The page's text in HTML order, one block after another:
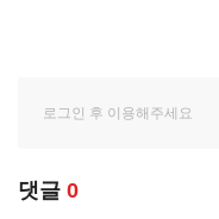
댓글 0